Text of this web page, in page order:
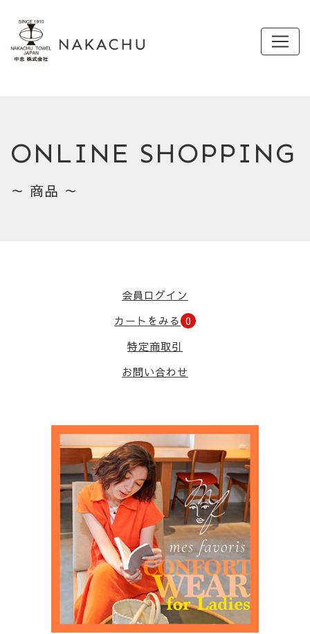
ONLINE SHOPPING
～ 商品 ～
会員ログイン
カートをみる 0
特定商取引
お問い合わせ